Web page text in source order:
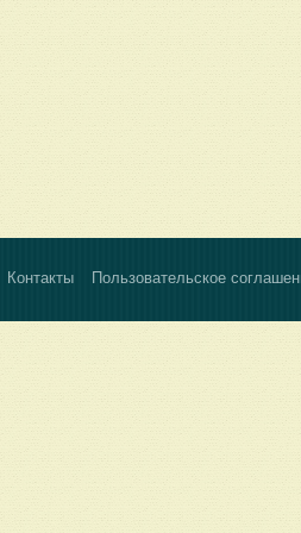
Контакты Пользовательское